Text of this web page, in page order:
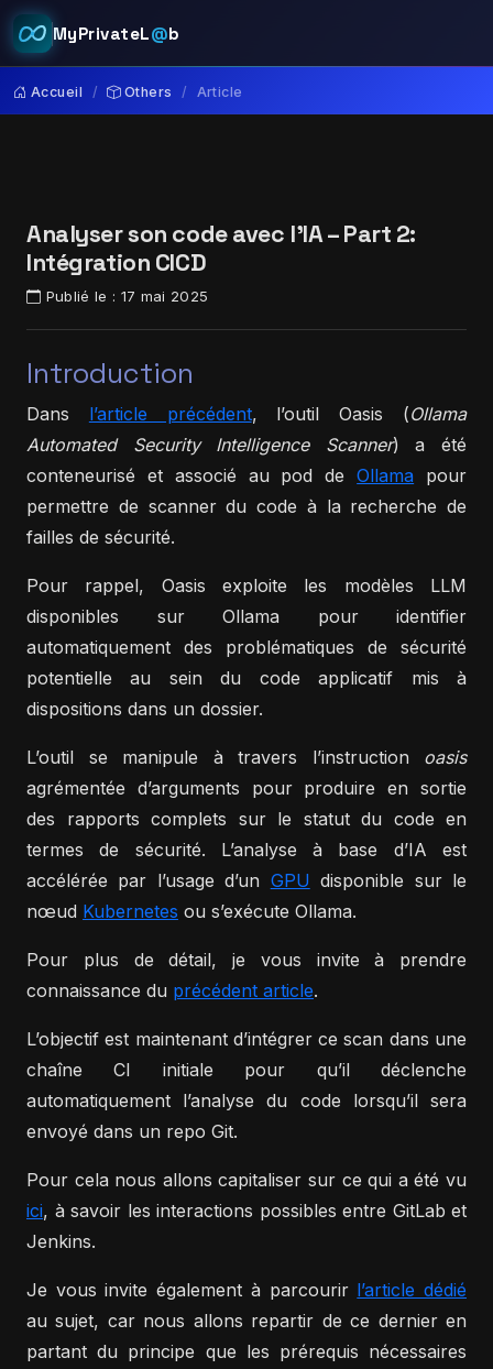
MyPrivateL@b
Accueil Others Article
Analyser son code avec l’IA – Part 2:
Intégration CICD
Publié le : 17 mai 2025
Introduction
Dans l’article précédent, l’outil Oasis (Ollama
Automated Security Intelligence Scanner) a été
conteneurisé et associé au pod deOllama pour
permettre de scanner du code à la recherche de
failles de sécurité.
Pour rappel, Oasis exploite les modèles LLM
disponibles sur Ollama pour identifier
automatiquement des problématiques de sécurité
potentielle au sein du code applicatif mis à
dispositions dans un dossier.
L’outil se manipule à travers l’instruction oasis
agrémentée d’arguments pour produire en sortie
des rapports complets sur le statut du code en
termes de sécurité. L’analyse à base d’IA est
accélérée par l’usage d’un GPU disponible sur le
nœud Kubernetes ou s’exécute Ollama.
Pour plus de détail, je vous invite à prendre
connaissance du précédent article.
L’objectif est maintenant d’intégrer ce scan dans une
chaîne CI initiale pour qu’il déclenche
automatiquement l’analyse du code lorsqu’il sera
envoyé dans un repo Git.
Pour cela nous allons capitaliser sur ce qui a été vu
ici, à savoir les interactions possibles entre GitLab et
Jenkins.
Je vous invite également à parcourir l’article dédié
au sujet, car nous allons repartir de ce dernier en
partant du principe que les prérequis nécessaires